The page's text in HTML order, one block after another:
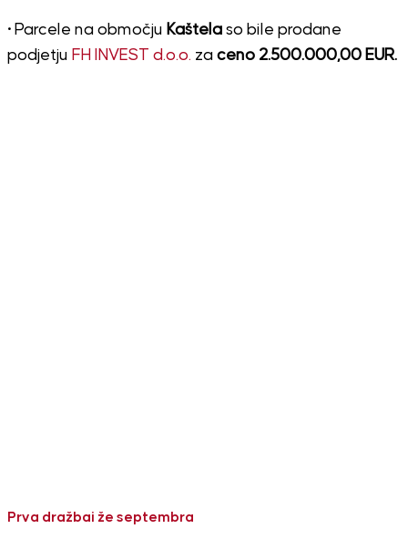
• Parcele na območju Kaštelaso bile prodane
podjetju FH INVEST d.o.o. za ceno 2.500.000,00 EUR.
Prva dražbai že septembra